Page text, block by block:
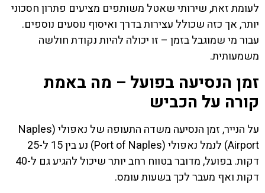
לעומת זאת, שירותי שאטל משותפים מציעים פתרון חסכוני
יותר, אך כזה שכולל עצירות בדרך ואיסוף נוסעים נוספים.
עבור מי שמוגבל בזמן – זו יכולה להיות נקודת חולשה
משמעותית.
זמן הנסיעה בפועל – מה באמת
קורה על הכביש
על הנייר, זמן הנסיעה משדה התעופה של נאפולי (Naples
Airport) לנמל נאפולי (Port of Naples) נע בין 15 ל-25
דקות. בפועל, מדובר בטווח רחב יותר שיכול להגיע גם ל-40
דקות ואף מעבר לכך בשעות עומס.